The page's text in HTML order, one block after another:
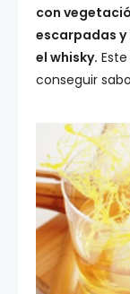
con
escarpadas y
el whisky.
conseguir